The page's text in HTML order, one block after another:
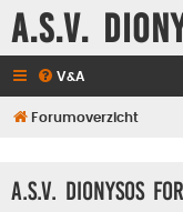
A.S.V.
V&A
Forumoverzicht
A.S.V. Dionysos